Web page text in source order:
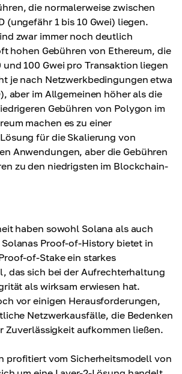
die normalerweise zwischen
(ungefähr 1 bis 10 Gwei) liegen.
zwar immer noch deutlich
hohen Gebühren von Ethereum, die
100 Gwei pro Transaktion liegen
je nach Netzwerkbedingungen etwa
aber im Allgemeinen höher als die
Gebühren von Polygon im
machen es zu einer
für die Skalierung von
Anwendungen, aber die Gebühren
zu den niedrigsten im Blockchain-
haben sowohl Solana als auch
Proof-of-History bietet in
of-Stake ein starkes
das sich bei der Aufrechterhaltung
als wirksam erwiesen hat.
vor einigen Herausforderungen,
Netzwerkausfälle, die Bedenken
Zuverlässigkeit aufkommen ließen.
profitiert vom Sicherheitsmodell von